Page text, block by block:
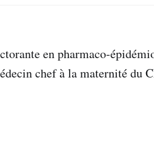
en pharmaco-
chef à la maternité du